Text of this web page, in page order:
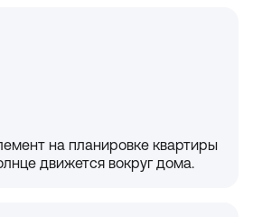
на планировке квартиры
движется вокруг дома.